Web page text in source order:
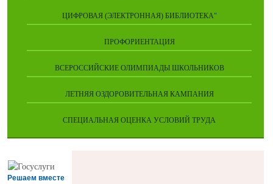
ЦИФРОВАЯ (ЭЛЕКТРОННАЯ) БИБЛИОТЕКА"
ПРОФОРИЕНТАЦИЯ
ВСЕРОССИЙСКИЕ ОЛИМПИАДЫ ШКОЛЬНИКОВ
ЛЕТНЯЯ ОЗДОРОВИТЕЛЬНАЯ КАМПАНИЯ
СПЕЦИАЛЬНАЯ ОЦЕНКА УСЛОВИЙ ТРУДА
Решаем вместе